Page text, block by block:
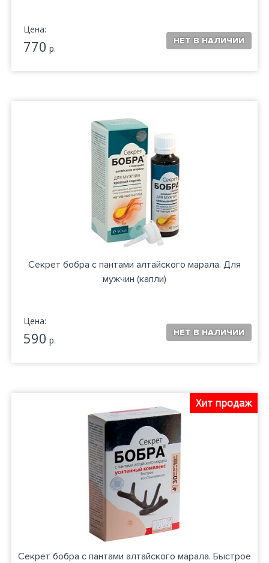
Цена:
770 р.
Секрет бобра с пантами алтайского марала. Для
мужчин (капли)
Цена:
590 р.
Хит продаж
Секрет бобра с пантами алтайского марала. Быстрое